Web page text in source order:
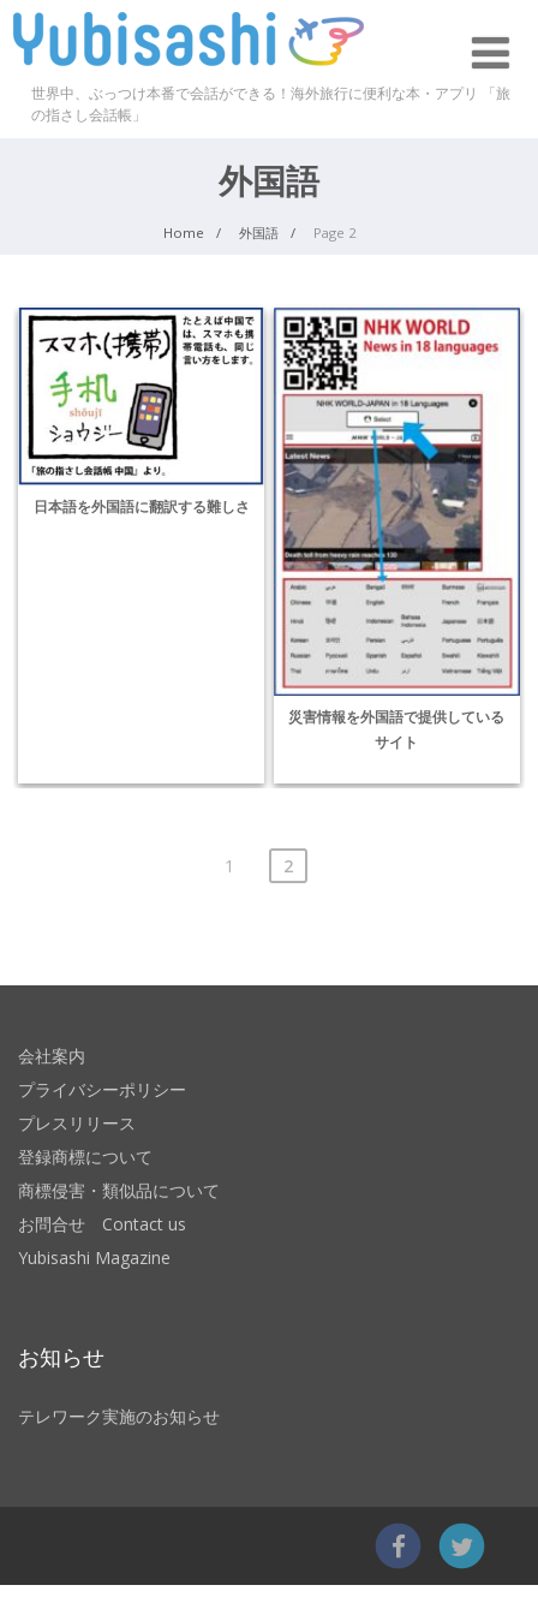
世界中、ぶっつけ本番で会話ができる！海外旅行に便利な本・アプリ 「旅
の指さし会話帳」
外国語
Home 外国語 Page 2
日本語を外国語に翻訳する難しさ
災害情報を外国語で提供している
サイト
1 2
会社案内
プライバシーポリシー
プレスリリース
登録商標について
商標侵害・類似品について
お問合せ Contact us
Yubisashi Magazine
お知らせ
テレワーク実施のお知らせ